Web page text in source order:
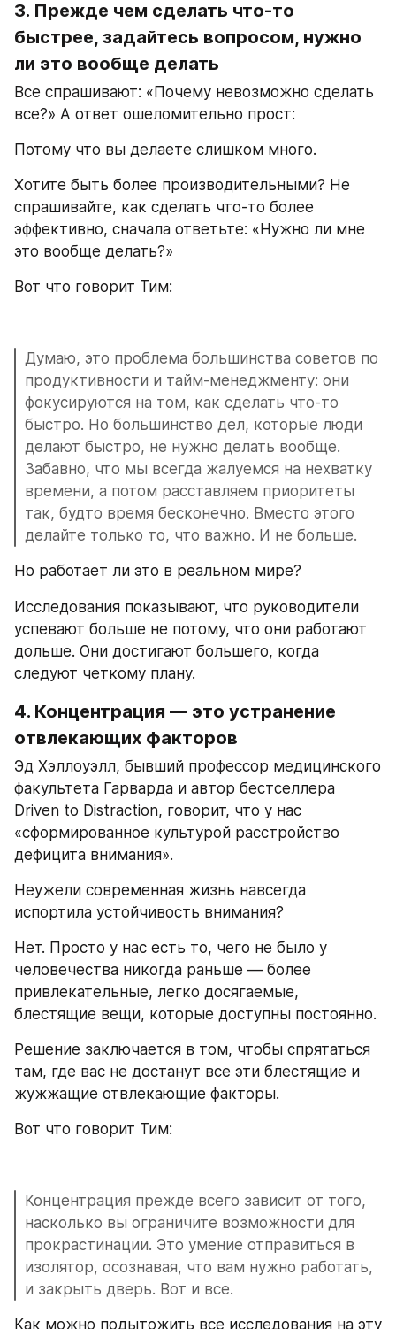
3. Прежде чем сделать что-то
быстрее, задайтесь вопросом, нужно
ли это вообще делать
Все спрашивают: «Почему невозможно сделать
все?» А ответ ошеломительно прост:
Потому что вы делаете слишком много.
Хотите быть более производительными? Не
спрашивайте, как сделать что-то более
эффективно, сначала ответьте: «Нужно ли мне
это вообще делать?»
Вот что говорит Тим:
Думаю, это проблема большинства советов по
продуктивности и тайм-менеджменту: они
фокусируются на том, как сделать что-то
быстро. Но большинство дел, которые люди
делают быстро, не нужно делать вообще.
Забавно, что мы всегда жалуемся на нехватку
времени, а потом расставляем приоритеты
так, будто время бесконечно. Вместо этого
делайте только то, что важно. И не больше.
Но работает ли это в реальном мире?
Исследования показывают, что руководители
успевают больше не потому, что они работают
дольше. Они достигают большего, когда
следуют четкому плану.
4. Концентрация — это устранение
отвлекающих факторов
Эд Хэллоуэлл, бывший профессор медицинского
факультета Гарварда и автор бестселлера
Driven to Distraction, говорит, что у нас
«сформированное культурой расстройство
дефицита внимания».
Неужели современная жизнь навсегда
испортила устойчивость внимания?
Нет. Просто у нас есть то, чего не было у
человечества никогда раньше — более
привлекательные, легко досягаемые,
блестящие вещи, которые доступны постоянно.
Решение заключается в том, чтобы спрятаться
там, где вас не достанут все эти блестящие и
жужжащие отвлекающие факторы.
Вот что говорит Тим:
Концентрация прежде всего зависит от того,
насколько вы ограничите возможности для
прокрастинации. Это умение отправиться в
изолятор, осознавая, что вам нужно работать,
и закрыть дверь. Вот и все.
Как можно подытожить все исследования на эту